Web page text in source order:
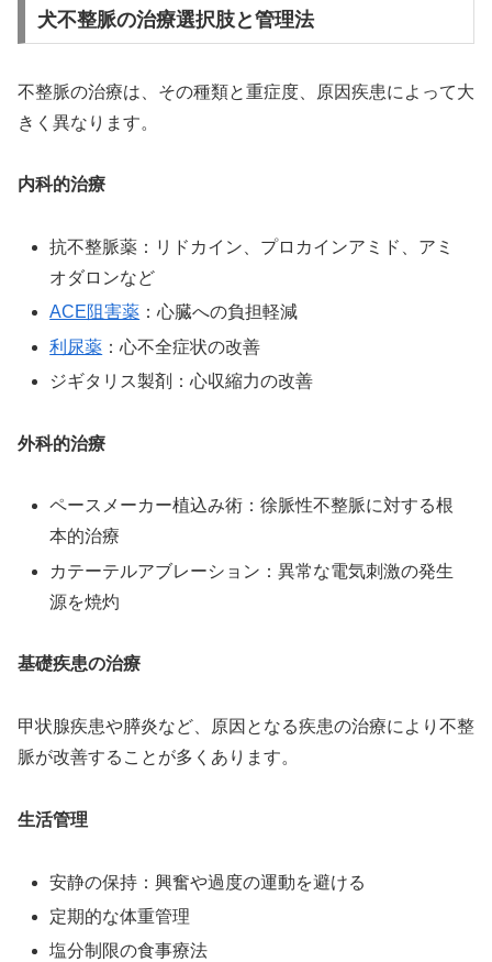
犬不整脈の治療選択肢と管理法
不整脈の治療は、その種類と重症度、原因疾患によって大
きく異なります。
内科的治療
抗不整脈薬：リドカイン、プロカインアミド、アミ
オダロンなど
ACE阻害薬 ：心臓への負担軽減
利尿薬 ：心不全症状の改善
ジギタリス製剤：心収縮力の改善
外科的治療
ペースメーカー植込み術：徐脈性不整脈に対する根
本的治療
カテーテルアブレーション：異常な電気刺激の発生
源を焼灼
基礎疾患の治療
甲状腺疾患や膵炎など、原因となる疾患の治療により不整
脈が改善することが多くあります。
生活管理
安静の保持：興奮や過度の運動を避ける
定期的な体重管理
塩分制限の食事療法